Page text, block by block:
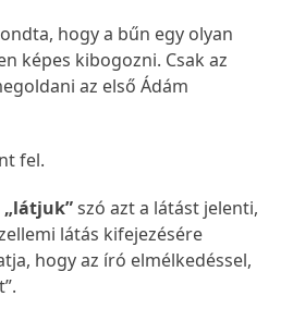
hogy a bűn egy olyan
képes kibogozni. Csak az
az első Ádám
fel.
„látjuk”szó azt a látást jelenti,
látás kifejezésére
hogy az író elmélkedéssel,